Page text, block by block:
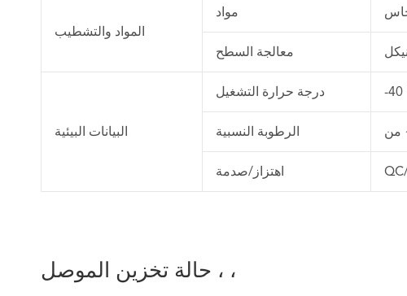
المواد والتشطيب
مواد
معالجة السطح
البيانات البيئية
درجة حرارة التشغيل -
الرطوبة النسبية من
اهتزاز/صدمة
حالة تخزين الموصل ، ،